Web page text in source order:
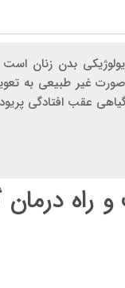
بدن زنان
غیر طبیعی به تعویق
عقب افتادگی پریود
راه درمان